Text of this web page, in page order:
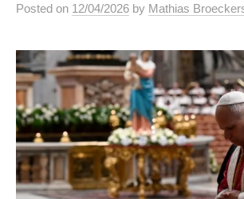
Posted on 12/04/2026 by Mathias